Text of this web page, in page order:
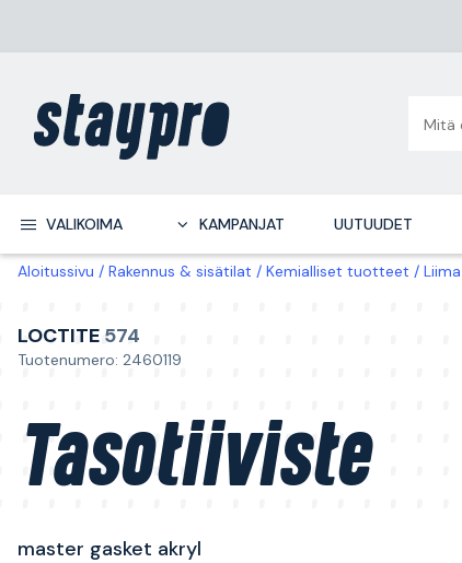
VALIKOIMA KAMPANJAT UUTUUDET
Aloitussivu Rakennus & sisätilat Kemialliset tuotteet Liima
LOCTITE 574
Tuotenumero: 2460119
Tasotiiviste
master gasket akryl